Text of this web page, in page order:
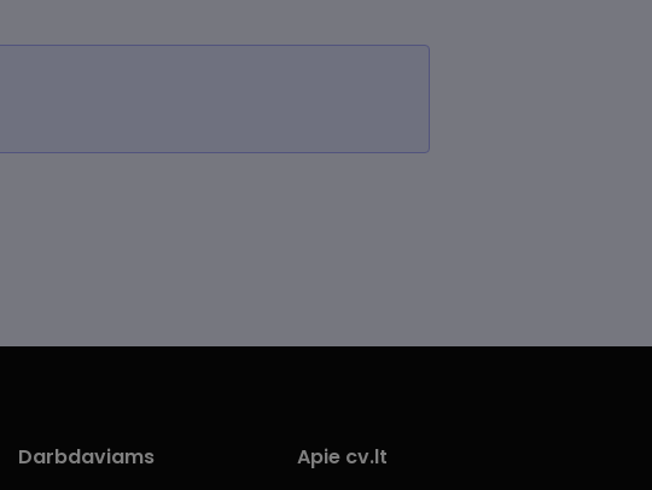
Darbdaviams
Apie cv.lt